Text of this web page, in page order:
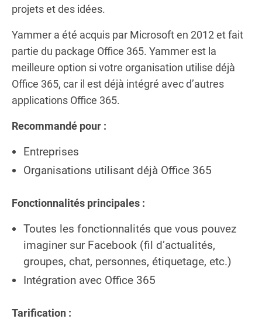
projets et des idées.
Yammer a été acquis par Microsoft en 2012 et fait
partie du package Office 365. Yammer est la
meilleure option si votre organisation utilise déjà
Office 365, car il est déjà intégré avec d’autres
applications Office 365.
Recommandé pour :
Entreprises
Organisations utilisant déjà Office 365
Fonctionnalités principales :
Toutes les fonctionnalités que vous pouvez
imaginer sur Facebook (fil d’actualités,
groupes, chat, personnes, étiquetage, etc.)
Intégration avec Office 365
Tarification :